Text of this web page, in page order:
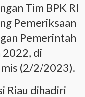
Tim BPK RI
Pemeriksaan
Pemerintah
2022, di
(2/2/2023).
Riau dihadiri